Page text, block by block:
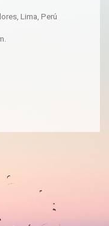
Lima, Perú